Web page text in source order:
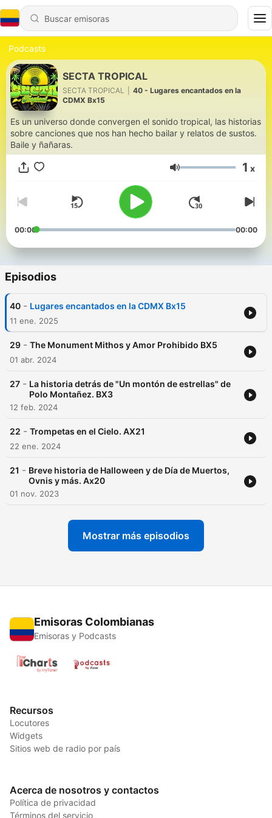
Podcasts
SECTA TROPICAL
SECTA TROPICAL
40 - Lugares encantados en la
CDMX Bx15
Es un universo donde convergen el sonido tropical, las historias
sobre canciones que nos han hecho bailar y relatos de sustos.
Baile y ñañaras.
Volumen 1 x
00:00 00:00
Episodios
40 - Lugares encantados en la CDMX Bx15
11 ene. 2025
29 - The Monument Mithos y Amor Prohibido BX5
01 abr. 2024
27 - La historia detrás de "Un montón de estrellas" de
Polo Montañez. BX3
12 feb. 2024
22 - Trompetas en el Cielo. AX21
22 ene. 2024
21 - Breve historia de Halloween y de Día de Muertos,
Ovnis y más. Ax20
01 nov. 2023
Mostrar más episodios
Emisoras Colombianas
Emisoras y Podcasts
Recursos
Locutores
Widgets
Sitios web de radio por país
Acerca de nosotros y contactos
Política de privacidad
Términos del servicio